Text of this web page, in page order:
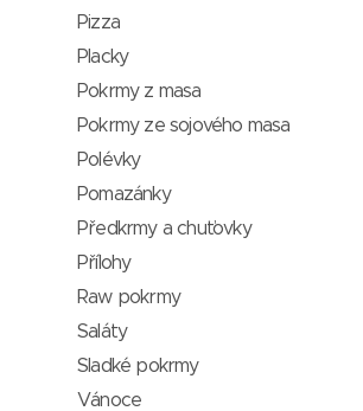
Pizza
Placky
Pokrmy z masa
Pokrmy ze sojového masa
Polévky
Pomazánky
Předkrmy a chuťovky
Přílohy
Raw pokrmy
Saláty
Sladké pokrmy
Vánoce